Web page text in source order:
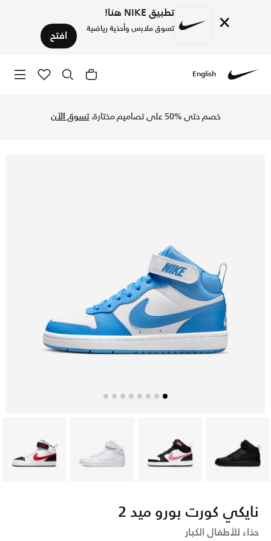
× تطبيق NIKE هنا!
تسوق ملابس وأحذية رياضية افتح
English
خصم حتى %50 على تصاميم مختارة. تسوق الآن
أسود أبيض أبيض أبيض
نايكي كورت بورو ميد 2
حذاء للأطفال الكبار